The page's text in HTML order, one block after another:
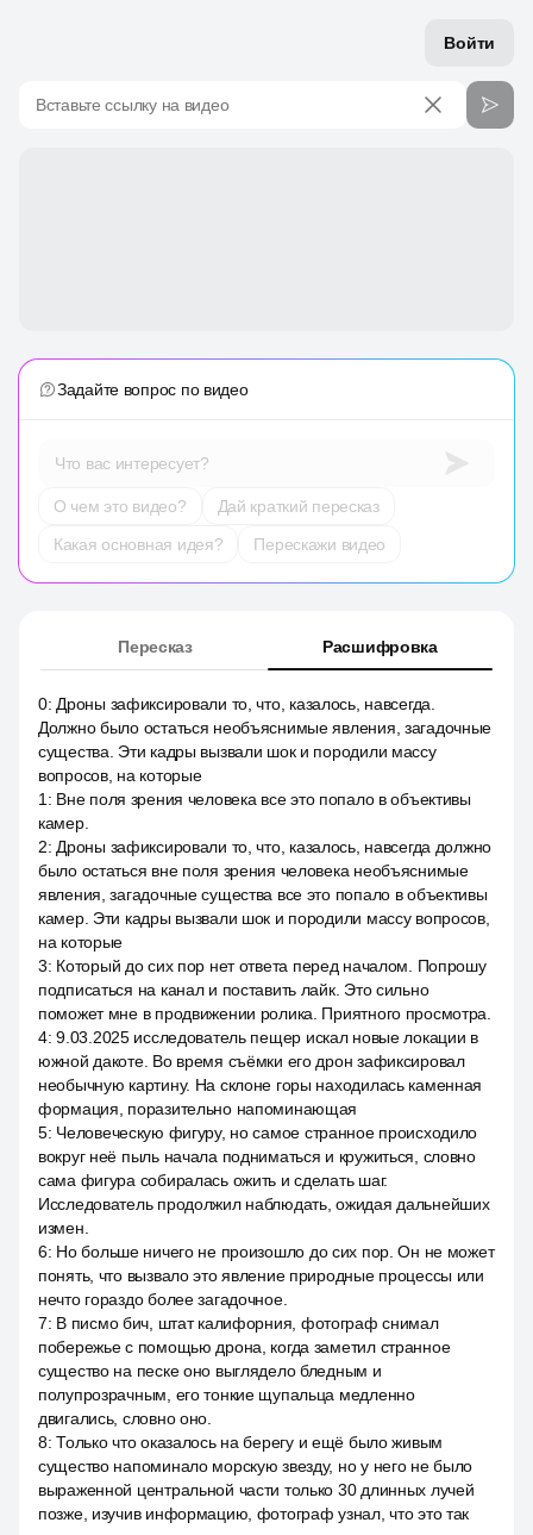
Войти
Вставьте ссылку на видео
Задайте вопрос по видео
Что вас интересует?
О чем это видео?
Дай краткий пересказ
Какая основная идея?
Перескажи видео
Пересказ Расшифровка
0: Дроны зафиксировали то, что, казалось, навсегда.
Должно было остаться необъяснимые явления, загадочные
существа. Эти кадры вызвали шок и породили массу
вопросов, на которые
1 : Вне поля зрения человека все это попало в объективы
камер.
2: Дроны зафиксировали то, что, казалось, навсегда должно
было остаться вне поля зрения человека необъяснимые
явления, загадочные существа все это попало в объективы
камер. Эти кадры вызвали шок и породили массу вопросов,
на которые
3: Который до сих пор нет ответа перед началом. Попрошу
подписаться на канал и поставить лайк. Это сильно
поможет мне в продвижении ролика. Приятного просмотра.
4:9.03.2025 исследователь пещер искал новые локации в
южной дакоте. Во время съёмки его дрон зафиксировал
необычную картину. На склоне горы находилась каменная
формация, поразительно напоминающая
5: Человеческую фигуру, но самое странное происходило
вокруг неё пыль начала подниматься и кружиться, словно
сама фигура собиралась ожить и сделать шаг.
Исследователь продолжил наблюдать, ожидая дальнейших
измен.
6: Но больше ничего не произошло до сих пор. Он не может
понять, что вызвало это явление природные процессы или
нечто гораздо более загадочное.
7: В писмо бич, штат калифорния, фотограф снимал
побережье с помощью дрона, когда заметил странное
существо на песке оно выглядело бледным и
полупрозрачным, его тонкие щупальца медленно
двигались, словно оно.
8:Только что оказалось на берегу и ещё было живым
существо напоминало морскую звезду, но у него не было
выраженной центральной части только 30 длинных лучей
позже, изучив информацию, фотограф узнал, что это так